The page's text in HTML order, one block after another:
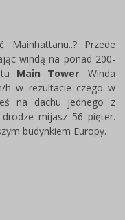
Przede
windą na ponad 200-
Main Tower. Winda
h w rezultacie czego w
na dachu jednego z
mijasz 56 pięter.
budynkiem Europy.